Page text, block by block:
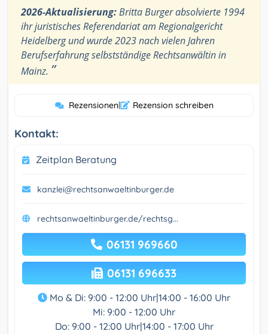
2026-Aktualisierung:Britta Burger absolvierte 1994
ihr juristisches Referendariat am Regionalgericht
Heidelberg und wurde 2023 nach vielen Jahren
Berufserfahrung selbstständige Rechtsanwältin in
Mainz. ”
Rezensionen| Rezension schreiben
Kontakt:
Zeitplan Beratung
kanzlei@rechtsanwaeltinburger.de
rechtsanwaeltinburger.de/rechtsg...
06131 969660
06131 696633
Mo & Di: 9:00 - 12:00 Uhr|14:00 - 16:00 Uhr
Mi: 9:00 - 12:00 Uhr
Do: 9:00 - 12:00 Uhr|14:00 - 17:00 Uhr